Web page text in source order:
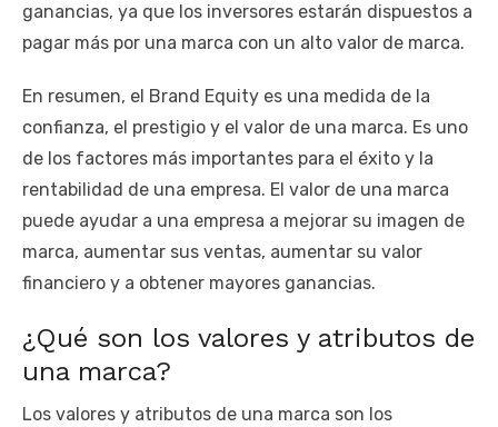
ganancias, ya que los inversores estarán dispuestos a
pagar más por una marca con un alto valor de marca.
En resumen, el Brand Equity es una medida de la
confianza, el prestigio y el valor de una marca. Es uno
de los factores más importantes para el éxito y la
rentabilidad de una empresa. El valor de una marca
puede ayudar a una empresa a mejorar su imagen de
marca, aumentar sus ventas, aumentar su valor
financiero y a obtener mayores ganancias.
¿Qué son los valores y atributos de
una marca?
Los valores y atributos de una marca son los